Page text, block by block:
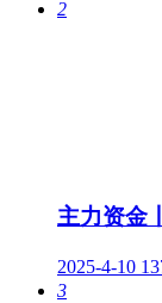
2
主力资金
2025-4-10
3